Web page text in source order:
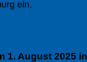
ein.
1. August 2025